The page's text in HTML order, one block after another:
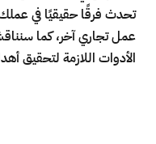
فودكس
الحل
الأمثل
لاستقبال
وإدارة
تدير متجراً أو مطعماً أو
أجهزة الكاشير المتنقلة